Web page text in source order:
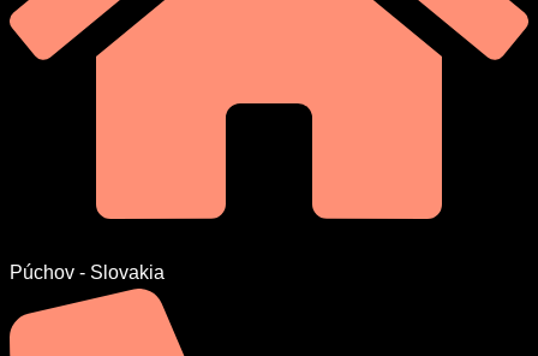
Púchov - Slovakia